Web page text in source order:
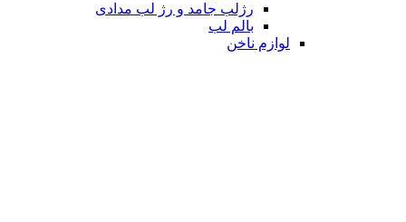
رژلب جامد و رژ لب مدادی
بالم لب
لوازم ناخن